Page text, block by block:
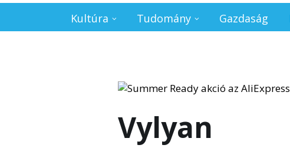
Kultúra Tudomány Gazdaság
Vylyan